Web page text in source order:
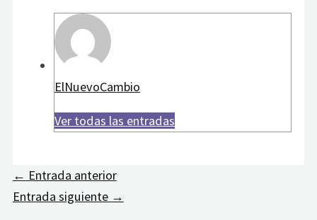
ElNuevoCambio
Ver todas las entradas
← Entrada anterior
Entrada siguiente →